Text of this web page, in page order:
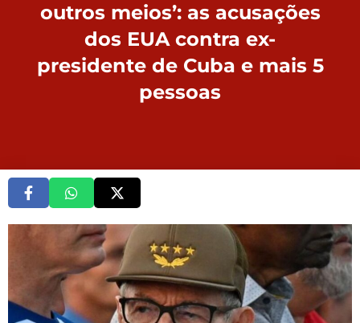
outros meios’: as acusações
dos EUA contra ex-
presidente de Cuba e mais 5
pessoas